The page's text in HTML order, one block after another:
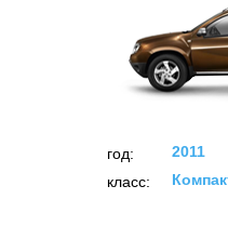
год:
2011
класс: